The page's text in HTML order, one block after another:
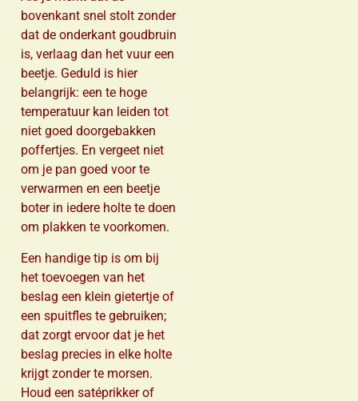
bovenkant snel stolt zonder
dat de onderkant goudbruin
is, verlaag dan het vuur een
beetje. Geduld is hier
belangrijk: een te hoge
temperatuur kan leiden tot
niet goed doorgebakken
poffertjes. En vergeet niet
om je pan goed voor te
verwarmen en een beetje
boter in iedere holte te doen
om plakken te voorkomen.
Een handige tip is om bij
het toevoegen van het
beslag een klein gietertje of
een spuitfles te gebruiken;
dat zorgt ervoor dat je het
beslag precies in elke holte
krijgt zonder te morsen.
Houd een satéprikker of